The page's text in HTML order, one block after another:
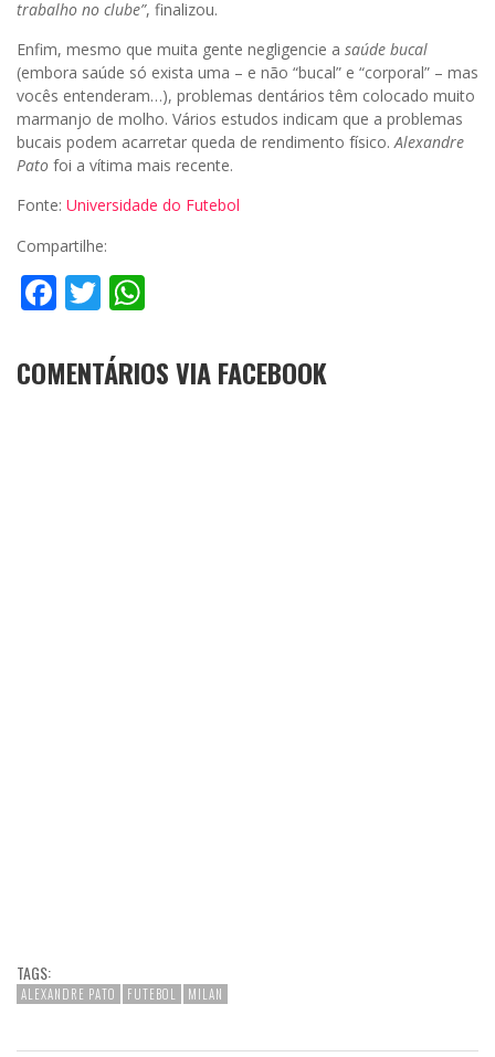
trabalho no clube”, finalizou.
Enfim, mesmo que muita gente negligencie a saúde bucal
(embora saúde só exista uma – e não “bucal” e “corporal” – mas
vocês entenderam…), problemas dentários têm colocado muito
marmanjo de molho. Vários estudos indicam que a problemas
bucais podem acarretar queda de rendimento físico. Alexandre
Pato foi a vítima mais recente.
Fonte: Universidade do Futebol
Compartilhe:
Facebook
Twitter
COMENTÁRIOS VIA FACEBOOK
TAGS:
ALEXANDRE PATO FUTEBOL MILAN